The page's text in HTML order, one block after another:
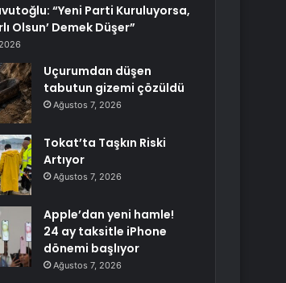
“Yeni Parti Kuruluyorsa,
Olsun’ Demek Düşer”
Uçurumdan düşen
tabutun gizemi çözüldü
Ağustos 7, 2026
Tokat’ta Taşkın Riski
Artıyor
Ağustos 7, 2026
Apple’dan yeni hamle!
24 ay taksitle iPhone
dönemi başlıyor
Ağustos 7, 2026